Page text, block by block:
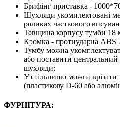
Брифінг приставка -
Шухляди укомплектовані
роликах часткового
Товщина корпусу тумби 18
Кромка - протиударна
Тумбу можна
або поставити центральний
шухляди;
У стільницю можна врізати
(пластикову D-60 або
ФУРНІТУРА: